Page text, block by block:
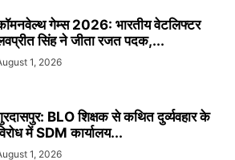
गेम्स 2026: भारतीय वेटलिफ्टर
सिंह ने जीता रजत पदक,...
1, 2026
BLO शिक्षक से कथित दुर्व्यवहार के
में SDM कार्यालय...
1, 2026